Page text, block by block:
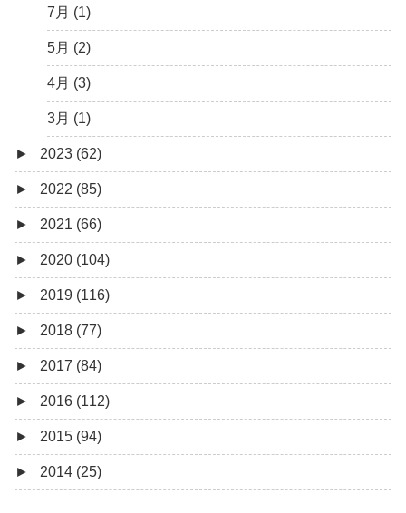
7月 (1)
5月 (2)
4月 (3)
3月 (1)
► 2023 (62)
9月 (1)
8月 (1)
7月 (8)
6月 (5)
5月 (7)
4月 (9)
3月 (15)
2月 (6)
1月 (10)
► 2022 (85)
12月 (3)
10月 (1)
9月 (4)
8月 (5)
7月 (5)
6月 (8)
5月 (13)
4月 (12)
► 2021 (66)
12月 (4)
11月 (8)
10月 (1)
8月 (2)
7月 (4)
6月 (6)
5月 (5)
► 2020 (104)
12月 (7)
11月 (10)
10月 (8)
9月 (5)
8月 (9)
7月 (8)
► 2019 (116)
12月 (9)
11月 (11)
10月 (9)
9月 (16)
8月 (9)
► 2018 (77)
12月 (6)
11月 (4)
10月 (8)
9月 (12)
► 2017 (84)
12月 (5)
11月 (3)
10月 (5)
► 2016 (112)
12月 (5)
11月 (11)
► 2015 (94)
12月 (4)
► 2014 (25)